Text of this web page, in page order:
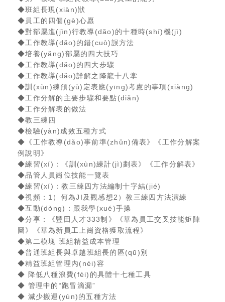
◆班組長現(xiàn)狀
◆員工的四個(gè)心愿
◆對部屬進(jìn)行教導(dǎo)的十種時(shí)機(jī)
◆工作教導(dǎo)的錯(cuò)誤方法
◆培養(yǎng)部屬的四大技巧
◆工作教導(dǎo)的四大步驟
◆工作教導(dǎo)詳解之降龍十八掌
◆訓(xùn)練預(yù)定表應(yīng)考慮的事項(xiàng)
◆工作分解的主要步驟和要點(diǎn)
◆工作分解表的做法
◆教三練四
◆檢驗(yàn)成效五種方式
◆《工作教導(dǎo)事前準(zhǔn)備表》《工作分解案
例說明》
◆練習(xí)：《訓(xùn)練計(jì)劃表》《工作分解表》
◆品管人員崗位技能一覽表
◆練習(xí)：教三練四方法編制十字結(jié)
◆視頻：1）何為JI及觀感想2）教三練四方法演練
◆互動(dòng)：跟我學(xué)手操
◆分享：《豐田人才333制》《華為員工交叉技能矩陣
圖》《華為新員工上崗資格獲取流程》
◆第二模塊 班組精益成本管理
◆普通班組長與卓越班組長的區(qū)別
◆精益班組管理內(nèi)容
◆ 降低八種浪費(fèi)的具體十七種工具
◆ 管理中的“跑冒滴漏”
◆ 減少搬運(yùn)的五種方法